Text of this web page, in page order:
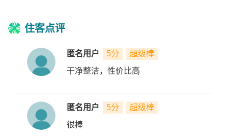
住客点评
匿名用户 5分
超级棒
干净整洁，性价比高
匿名用户 5分
超级棒
很棒